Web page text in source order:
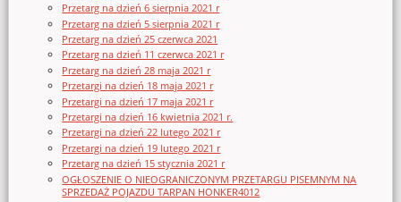
Przetarg na dzień 6 sierpnia 2021 r
Przetarg na dzień 5 sierpnia 2021 r
Przetarg na dzień 25 czerwca 2021
Przetarg na dzień 11 czerwca 2021 r
Przetarg na dzień 28 maja 2021 r
Przetargi na dzień 18 maja 2021 r
Przetargi na dzień 17 maja 2021 r
Przetargi na dzień 16 kwietnia 2021 r.
Przetargi na dzień 22 lutego 2021 r
Przetargi na dzień 19 lutego 2021 r
Przetarg na dzień 15 stycznia 2021 r
OGŁOSZENIE O NIEOGRANICZONYM PRZETARGU PISEMNYM NA
SPRZEDAŻ POJAZDU TARPAN HONKER4012